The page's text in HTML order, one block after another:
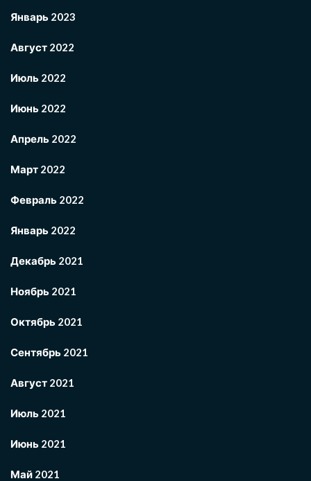
Январь 2023
Август 2022
Июль 2022
Июнь 2022
Апрель 2022
Март 2022
Февраль 2022
Январь 2022
Декабрь 2021
Ноябрь 2021
Октябрь 2021
Сентябрь 2021
Август 2021
Июль 2021
Июнь 2021
Май 2021